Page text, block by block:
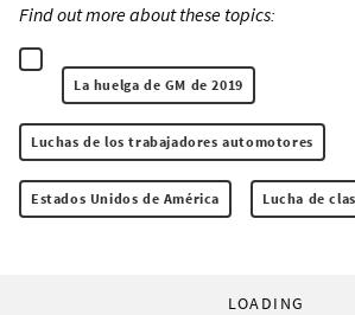
Find out more about these topics:
La huelga de GM de 2019
Luchas de los trabajadores automotores
Estados Unidos de América Lucha de
LOADING